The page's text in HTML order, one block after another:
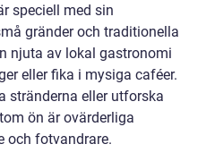
speciell med sin
gränder och traditionella
njuta av lokal gastronomi
eller fika i mysiga caféer.
stränderna eller utforska
ön är ovärderliga
och fotvandrare.